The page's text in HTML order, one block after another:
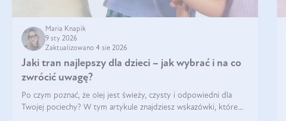
Maria Knapik
9 sty 2026
Zaktualizowano 4 sie 2026
Jaki tran najlepszy dla dzieci – jak wybrać i na co
zwrócić uwagę?
Po czym poznać, że olej jest świeży, czysty i odpowiedni dla
Twojej pociechy? W tym artykule znajdziesz wskazówki, które